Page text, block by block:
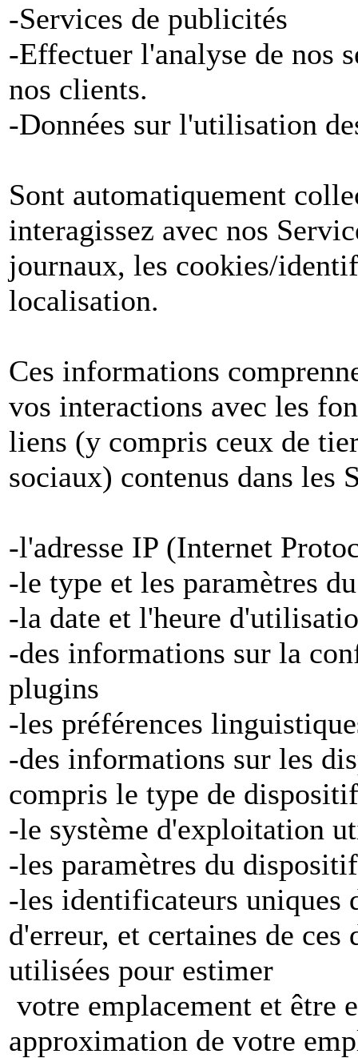
-Services de publicités
-Effectuer l'analyse de nos
nos clients.
-Données sur l'utilisation
Sont automatiquement
interagissez avec nos
journaux, les cookies/
localisation.
Ces informations
vos interactions avec les
liens (y compris ceux de
sociaux) contenus dans les
-l'adresse IP (Internet
-le type et les paramètres
-la date et l'heure
-des informations sur la
plugins
-les préférences
-des informations sur les
compris le type de dispositif
-le système d'exploitation
-les paramètres du dispositif
-les identificateurs uniques
d'erreur, et certaines de
utilisées pour estimer
votre emplacement et être
approximation de votre